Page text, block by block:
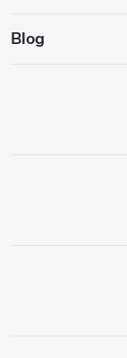
Blog